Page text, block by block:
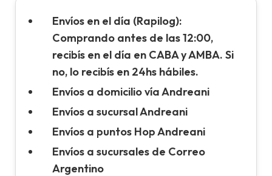
Envíos en el día (Rapilog):
Comprando antes de las 12:00,
recibís en el día en CABA y AMBA. Si
no, lo recibís en 24hs hábiles.
Envíos a domicilio vía Andreani
Envíos a sucursal Andreani
Envíos a puntos Hop Andreani
Envíos a sucursales de Correo
Argentino